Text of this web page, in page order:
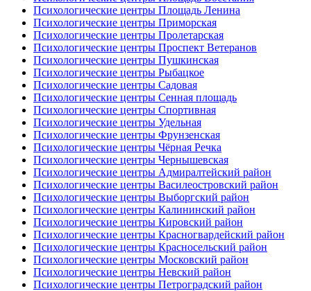
Психологические центры Площадь Ленина
Психологические центры Приморская
Психологические центры Пролетарская
Психологические центры Проспект Ветеранов
Психологические центры Пушкинская
Психологические центры Рыбацкое
Психологические центры Садовая
Психологические центры Сенная площадь
Психологические центры Спортивная
Психологические центры Удельная
Психологические центры Фрунзенская
Психологические центры Чёрная Речка
Психологические центры Чернышевская
Психологические центры Адмиралтейский район
Психологические центры Василеостровский район
Психологические центры Выборгский район
Психологические центры Калининский район
Психологические центры Кировский район
Психологические центры Красногвардейский район
Психологические центры Красносельский район
Психологические центры Московский район
Психологические центры Невский район
Психологические центры Петроградский район